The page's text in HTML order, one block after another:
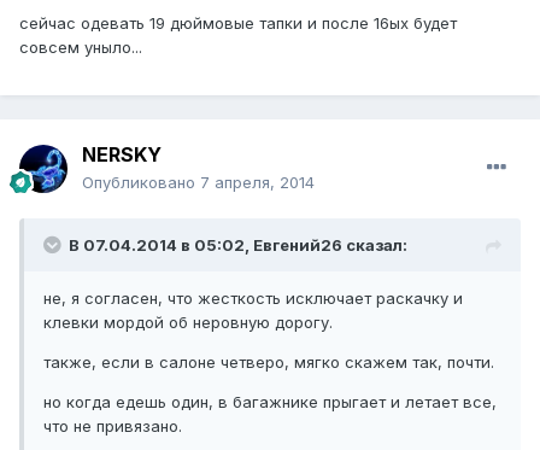
сейчас одевать 19 дюймовые тапки и после 16ых будет
совсем уныло...
NERSKY
Опубликовано 7 апреля, 2014
В 07.04.2014 в 05:02, Евгений26 сказал:
не, я согласен, что жесткость исключает раскачку и
клевки мордой об неровную дорогу.
также, если в салоне четверо, мягко скажем так, почти.
но когда едешь один, в багажнике прыгает и летает все,
что не привязано.